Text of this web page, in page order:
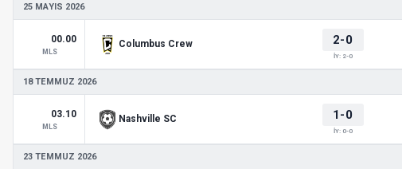
25 MAYIS 2026
00.00
MLS
Columbus Crew 2-0
İY: 2-0
18 TEMMUZ 2026
03.10
MLS
Nashville SC 1-0
İY: 0-0
23 TEMMUZ 2026